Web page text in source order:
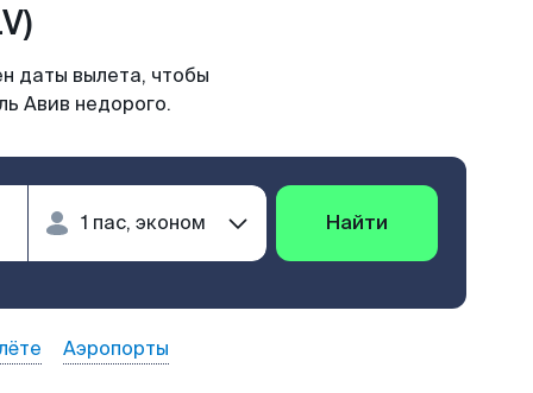
даты вылета, чтобы
Авив недорого.
Найти
Аэропорты